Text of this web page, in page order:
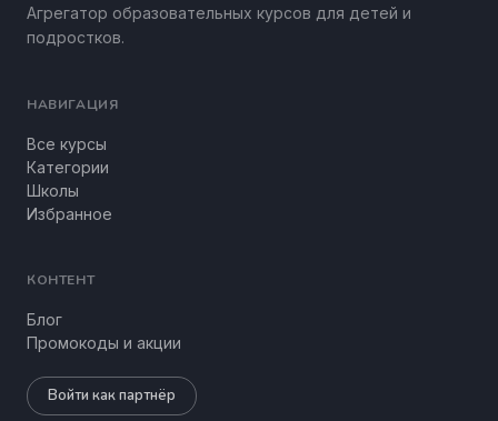
Агрегатор образовательных курсов для детей и
подростков.
НАВИГАЦИЯ
Все курсы
Категории
Школы
Избранное
КОНТЕНТ
Блог
Промокоды и акции
Войти как партнёр